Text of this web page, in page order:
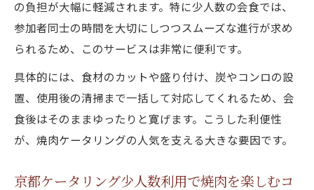
楽々
焼肉ケータリングとは何か手配の流れを紹
介
京都ケータリング少人数会場セッティング
術
焼肉ケータリングで後片付けもスムーズに
実現
の負担が大幅に軽減されます。特に少人数の会食では、
参加者同士の時間を大切にしつつスムーズな進行が求め
られるため、このサービスは非常に便利です。
具体的には、食材のカットや盛り付け、炭やコンロの設
置、使用後の清掃まで一括して対応してくれるため、会
食後はそのままゆったりと寛げます。こうした利便性
が、焼肉ケータリングの人気を支える大きな要因です。
京都ケータリング少人数利用で焼肉を楽しむコ